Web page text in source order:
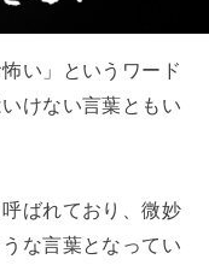
い」というワード
けない言葉ともい
ばれており、微妙
な言葉となってい